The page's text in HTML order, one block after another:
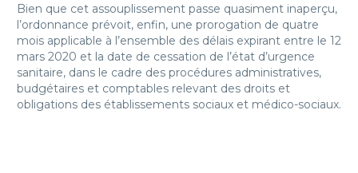
Bien que cet assouplissement passe quasiment inaperçu,
l’ordonnance prévoit, enfin, une prorogation de quatre
mois applicable à l’ensemble des délais expirant entre le 12
mars 2020 et la date de cessation de l’état d’urgence
sanitaire, dans le cadre des procédures administratives,
budgétaires et comptables relevant des droits et
obligations des établissements sociaux et médico-sociaux.